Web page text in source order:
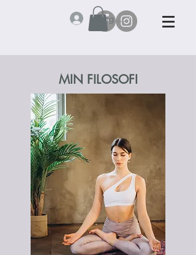
Logg inn
MIN FILOSOFI